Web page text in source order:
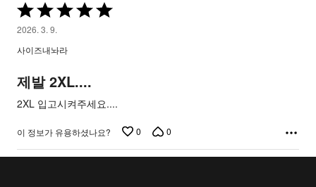
5
중
평
가
됨
2026. 3. 9.
사이즈내놔라
제발 2XL....
2XL 입고시켜주세요....
이 정보가 유용하셨나요? 0 0